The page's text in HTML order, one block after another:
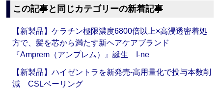
この記事と同じカテゴリーの新着記事
【新製品】ケラチン極限濃度6800倍以上×高浸透密着処
方で、髪を芯から満たす新ヘアケアブランド
『Amprem（アンプレム）』誕生 I-ne
【新製品】ハイゼントラを新発売‐高用量化で投与本数削
減 CSLベーリング